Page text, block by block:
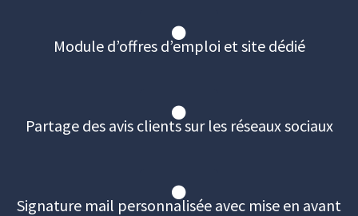
Module d’offres d’emploi et site dédié
Partage des avis clients sur les réseaux sociaux
Signature mail personnalisée avec mise en avant